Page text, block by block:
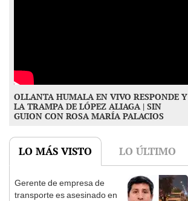
OLLANTA HUMALA EN VIVO RESPONDE Y
LA TRAMPA DE LÓPEZ ALIAGA | SIN
GUION CON ROSA MARÍA PALACIOS
LO MÁS VISTO LO ÚLTIMO
Gerente de empresa de
transporte es asesinado en